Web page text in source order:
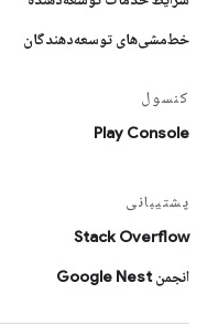
خط‌مشی‌های توسعه‌دهندگان
کنسول
Play Console
پشتیبانی
Stack Overflow
انجمن Google Nest